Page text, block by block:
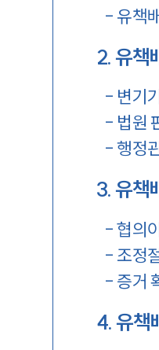
- 유책
2.유책
- 변기
- 법원
-행정
3.유책
-협의
- 조정
- 증거
4.유책